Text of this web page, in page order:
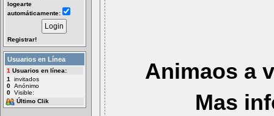
logearte
automáticamente:
Registrar!
Usuarios en Lí­nea
1 Usuarios en línea:
1
invitados
0 Anónimo
0 Visible:
Último Clik
Animaos a v
Mas